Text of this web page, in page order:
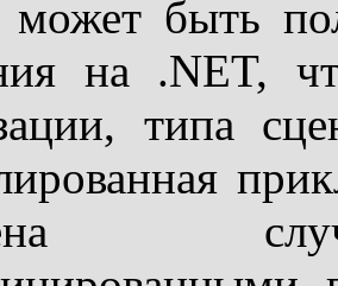
быть
на .NET,
типа